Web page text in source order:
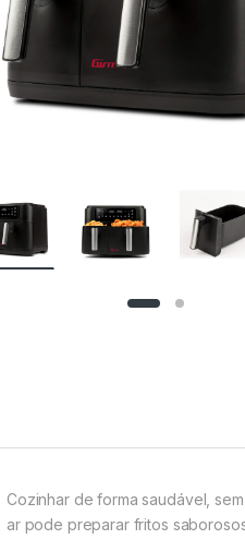
Cozinhar de forma saudável,
ar pode preparar fritos